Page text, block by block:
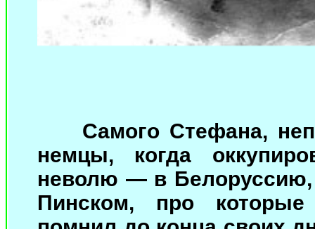
Самого Стефана,
немцы, когда
неволю — в
Пинском, про которые